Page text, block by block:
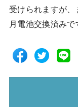
受けられますが、
月電池交換済みで